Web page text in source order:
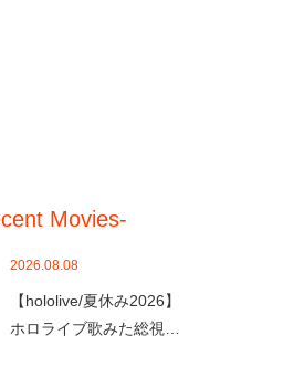
Movies-
2026.08.08
【hololive/夏休み2026】
ホロライブ歌みた総視…